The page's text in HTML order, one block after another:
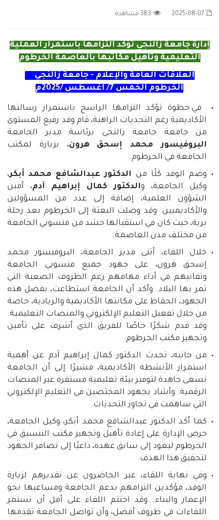
2025-08-07 383 مشاهدة
إدارة جامعة زالنجي تؤكد التزامها باستمرار العملية
التعليمية وتأهيل مكاتبها بالعاصمة الخرطوم
العلاقات العامة والإعلام - جامعة زالنجي
الخرطوم الخمس 7/ أغسطس /2025م
في خطوة تؤكد التزامها الراسخ باستمرار رسالتها
الأكاديمية رغم التحديات الراهنة، قام وفد رفيع المستوى
من جامعة جامعة زالنجي برئاسة مدير الجامعة
البروفيسور محمد إسحق هرون، بزيارة لمكتب
الجامعة في الخرطوم.
وضم الوفد كلًا من الدكتور عبدالشافع محمد أبكر،
وكيل الجامعة، والدكتور كمال إبراهيم آدم، أمين
الشؤون العلمية، إضافة إلى عدد من المسؤولين
والأكاديميين. وقد وصلت البعثة إلى الخرطوم بعد رحلة
برية، حيث كان في استقبالها حشد من منسوبي الجامعة
من مختلف مدن العاصمة.
خلال اللقاء، أثنى مدير الجامعة، البروفيسور محمد
إسحق هرون، على جهود جميع منسوبي الجامعة
وتفانيهم في أداء مهامهم رغم الظروف الصعبة التي
تمر بها البلاد. وأكد أن الجامعة استطاعت، بفضل هذه
الجهود، الحفاظ على مكانتها الأكاديمية والريادية، خاصة
من خلال تفعيل التعليم الإلكتروني والمنصات التعليمية.
وقد قدم شكرًا خاصًا للفريق الذي أشرف على تأمين
وتجهيز مكتب الخرطوم.
من جانبه، تحدث الدكتور كمال إبراهيم آدم عن أهمية
استمرار الأنشطة الأكاديمية، مشيرًا إلى أن الجامعة
تسعى جاهدة لتوفير بيئة تعليمية مستقرة عبر المنصات
الرقمية. وأشاد بجهود المختصين في التعليم الإلكتروني
التي ساهمت في تجاوز التحديات.
كما أكد الدكتور عبدالشافع محمد أبكر، وكيل الجامعة،
حرص الإدارة على إعادة تأهيل وتجهيز مكتب التنسيق في
الخرطوم ليعود إلى سابق عهده، داعيًا إلى تضافر الجهود
لتحقيق هذا الهدف.
وفي نهاية اللقاء، عبر الحاضرون عن تقديرهم لزيارة
الوفد، مؤكدين التزامهم بدعم الجامعة ومساعيها نحو
الإعمار والبناء. وقد اختتم اللقاء على أمل أن تستمر
اللقاءات في ظروف أفضل، وأن تواصل الجامعة تقدمها